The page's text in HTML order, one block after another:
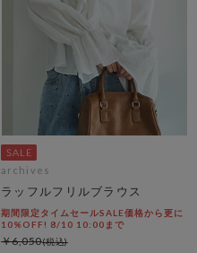
archives
ラッフルフリルブラウス
期間限定タイムセールSALE価格から更に
10%OFF! 8/10 10:00まで
￥6,050